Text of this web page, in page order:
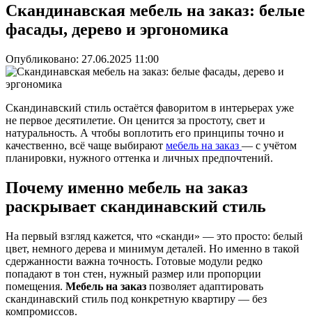
Скандинавская мебель на заказ: белые
фасады, дерево и эргономика
Опубликовано: 27.06.2025 11:00
Скандинавский стиль остаётся фаворитом в интерьерах уже
не первое десятилетие. Он ценится за простоту, свет и
натуральность. А чтобы воплотить его принципы точно и
качественно, всё чаще выбирают мебель на заказ — с учётом
планировки, нужного оттенка и личных предпочтений.
Почему именно мебель на заказ
раскрывает скандинавский стиль
На первый взгляд кажется, что «сканди» — это просто: белый
цвет, немного дерева и минимум деталей. Но именно в такой
сдержанности важна точность. Готовые модули редко
попадают в тон стен, нужный размер или пропорции
помещения. Мебель на заказ позволяет адаптировать
скандинавский стиль под конкретную квартиру — без
компромиссов.